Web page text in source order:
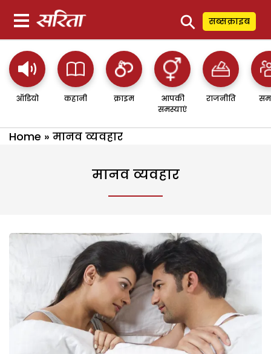
⚲ सब्सक्राइब
ऑडियो कहानी क्राइम
आपकी
समस्याएं
राजनीति
Home » मानव व्यवहार
मानव व्यवहार